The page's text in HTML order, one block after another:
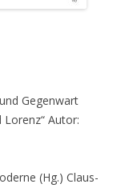
Gegenwart
Autor:
(Hg.) Claus-